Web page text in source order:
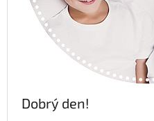
Dobrý den!